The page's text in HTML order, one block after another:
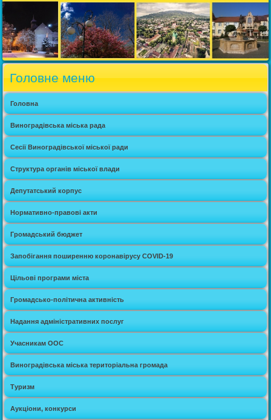
Головне меню
Головна
Виноградівська міська рада
Сесії Виноградівської міської ради
Структура органів міської влади
Депутатський корпус
Нормативно-правові акти
Громадський бюджет
Запобігання поширенню коронавірусу COVID-19
Цільові програми міста
Громадсько-політична активність
Надання адміністративних послуг
Учасникам ООС
Виноградівська міська територіальна громада
Туризм
Аукціони, конкурси